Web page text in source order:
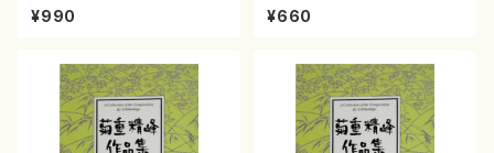
¥990
峰/菊重精峰/楽譜）
¥660